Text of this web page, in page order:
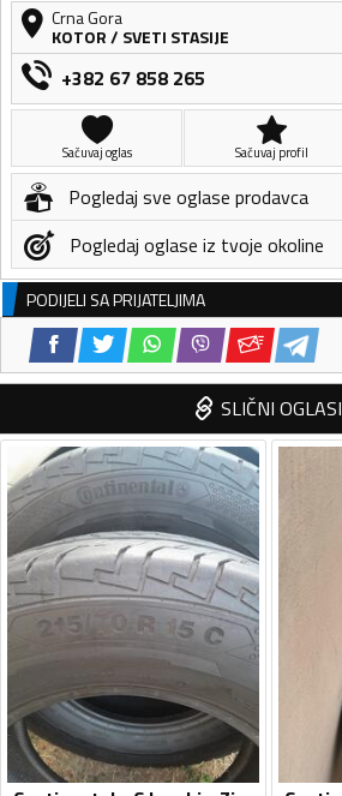
Crna Gora
KOTOR/ SVETI STASIJE
+382 67 858 265
Sačuvaj oglas Sačuvaj profil
Pogledaj sve oglase prodavca
Pogledaj oglase iz tvoje okoline
PODIJELI SA PRIJATELJIMA
SLIČNI OGLASI